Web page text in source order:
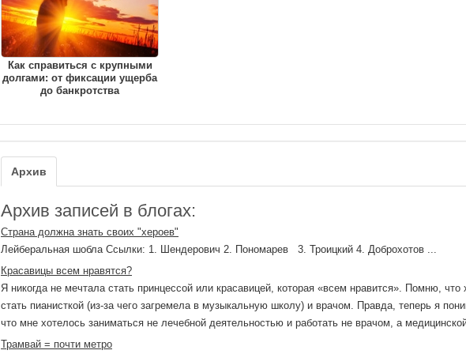
Как справиться с крупными
долгами: от фиксации ущерба
до банкротства
Архив
Архив записей в блогах:
Страна должна знать своих "хероев"
Лейберальная шобла Ссылки: 1. Шендерович 2. Пономарев 3. Троицкий 4. Доброхотов ...
Красавицы всем нравятся?
Я никогда не мечтала стать принцессой или красавицей, которая «всем нравится». Помню, что
стать пианисткой (из-за чего загремела в музыкальную школу) и врачом. Правда, теперь я
что мне хотелось заниматься не лечебной деятельностью и работать не врачом, а
Трамвай = почти метро